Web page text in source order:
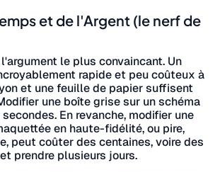
et de l'Argent (le nerf de
le plus convaincant. Un
rapide et peu coûteux à
et une feuille de papier suffisent
une boîte grise sur un schéma
En revanche, modifier une
en haute-fidélité, ou pire,
peut coûter des centaines, voire des
prendre plusieurs jours.